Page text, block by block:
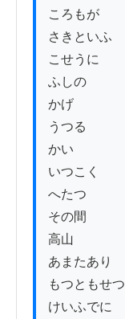
ころもが
さきといふ
こせうに
ふしの
かげ
うつる
かい
いつこく
へたつ
その間
高山
あまたあり
もつともせつ
けいふでに